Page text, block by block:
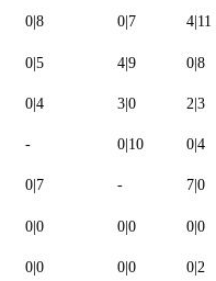
0|8 0|7 4|11
0|5 4|9 0|8
0|4 3|0 2|3
- 0|10 0|4
0|7 - 7|0
0|0 0|0 0|0
0|0 0|0 0|2